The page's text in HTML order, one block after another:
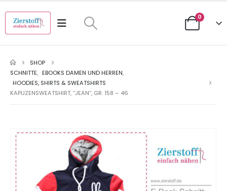
0
SHOP
SCHNITTE, EBOOKS DAMEN UND HERREN,
HOODIES, SHIRTS & SWEATSHIRTS
KAPUZENSWEATSHIRT, “JEAN”, GR. 158 – 46